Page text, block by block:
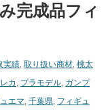
完成品フィ
実績 取り扱い商材 桃太
カ プラモデル ガンプ
エマ 千葉県 フィギュ